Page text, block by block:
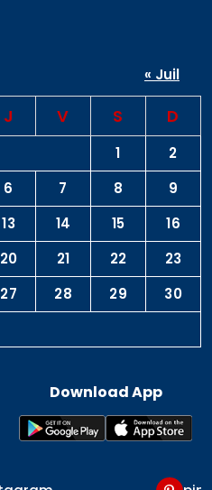
J V S D
1
2
6 7 8
9
13 14 15
16
20 21 22
23
27 28 29
30
« Juil
Download App